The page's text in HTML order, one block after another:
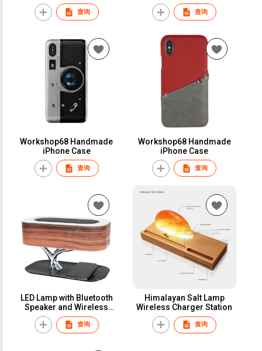
查询 查询
Workshop68 Handmade
iPhone Case
查询
Workshop68 Handmade
iPhone Case
查询
LED Lamp with Bluetooth
Speaker and Wireless
Charger
查询
Himalayan Salt Lamp
Wireless Charger Station
查询